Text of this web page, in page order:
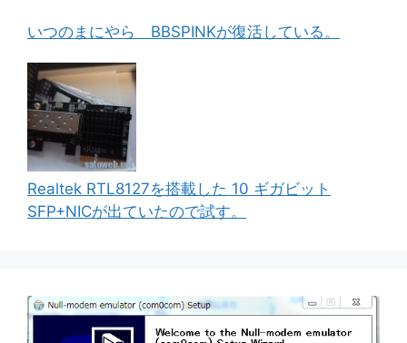
いつのまにやら BBSPINKが復活している。
Realtek RTL8127を搭載した 10 ギガビット
SFP+NICが出ていたので試す。